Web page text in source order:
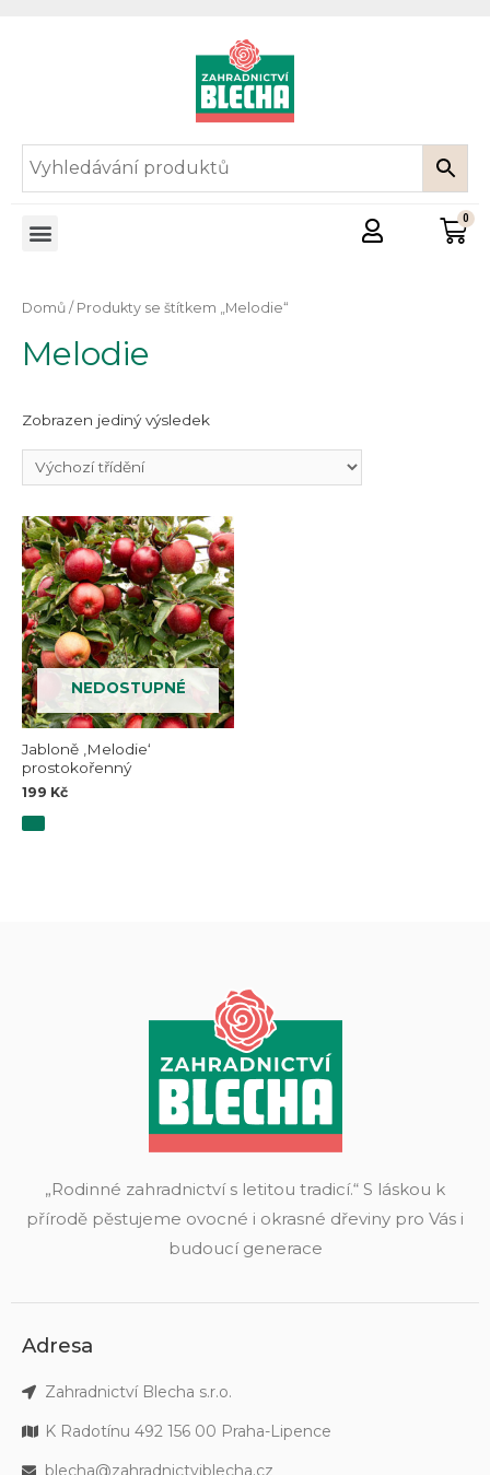
Domů / Produkty se štítkem „Melodie“
Melodie
Zobrazen jediný výsledek
NEDOSTUPNÉ
Jabloně ‚Melodie‘
prostokořenný
199 Kč
„Rodinné zahradnictví s letitou tradicí.“ S láskou k
přírodě pěstujeme ovocné i okrasné dřeviny pro Vás i
budoucí generace
Adresa
Zahradnictví Blecha s.r.o.
K Radotínu 492 156 00 Praha-Lipence